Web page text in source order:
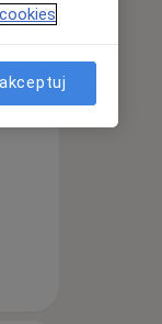
11 Sie